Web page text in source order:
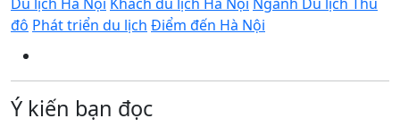
đô Phát triển du lịch Điểm đến Hà Nội
Ý kiến bạn đọc